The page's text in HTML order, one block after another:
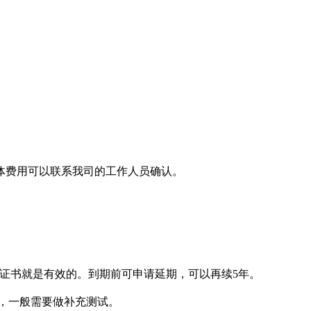
用可以联系我司的工作人员确认。
就是有效的。到期前可申请延期，可以再续5年。
般需要做补充测试。